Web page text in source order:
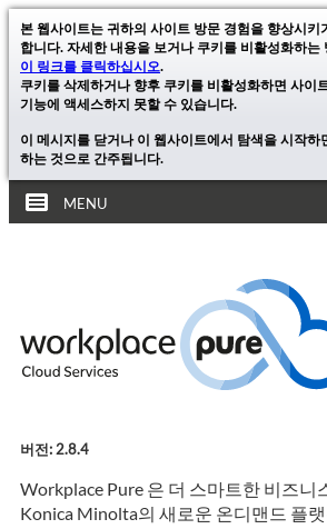
본 웹사이트는 귀하의 사이트 방문 경험을 향상시키
합니다. 자세한 내용을 보거나 쿠키를 비활성화하는
이 링크를 클릭하십시오.
쿠키를 삭제하거나 향후 쿠키를 비활성화하면 사이
기능에 액세스하지 못할 수 있습니다.
이 메시지를 닫거나 이 웹사이트에서 탐색을 시작하
하는 것으로 간주됩니다.
MENU
버전: 2.8.4
Workplace Pure 은 더 스마트한 비즈니
Konica Minolta의 새로운 온디맨드 플